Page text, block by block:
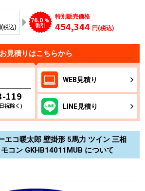
(税込)
76.0 %
割引
特別販売価格
454,344 円(税込)
お見積りはこちらから
119
祝除く)
WEB 見積り
LINE見積り
エコ暖太郎 壁掛形 5馬力 ツイン 三相
コン GKHB14011MUB について